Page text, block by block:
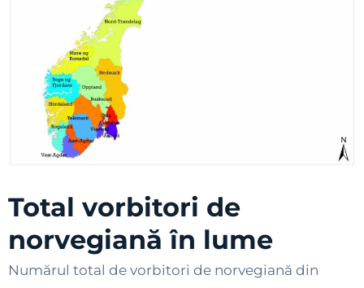
Total vorbitori de
norvegiană în lume
Numărul total de vorbitori de norvegiană din